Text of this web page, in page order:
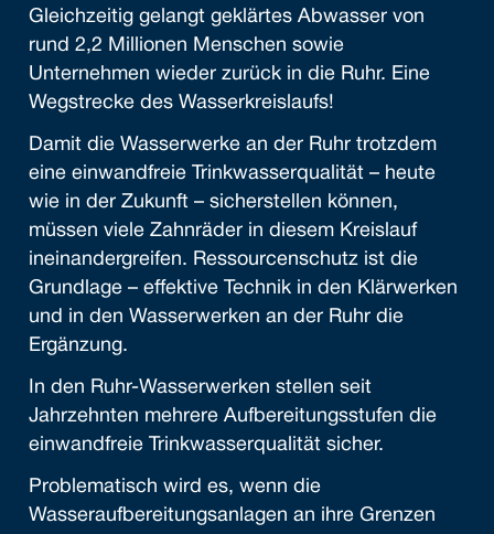
Gleichzeitig gelangt geklärtes Abwasser von
rund 2,2 Millionen Menschen sowie
Unternehmen wieder zurück in die Ruhr. Eine
Wegstrecke des Wasserkreislaufs!
Damit die Wasserwerke an der Ruhr trotzdem
eine einwandfreie Trinkwasserqualität – heute
wie in der Zukunft – sicherstellen können,
müssen viele Zahnräder in diesem Kreislauf
ineinandergreifen. Ressourcenschutz ist die
Grundlage – effektive Technik in den Klärwerken
und in den Wasserwerken an der Ruhr die
Ergänzung.
In den Ruhr-Wasserwerken stellen seit
Jahrzehnten mehrere Aufbereitungsstufen die
einwandfreie Trinkwasserqualität sicher.
Problematisch wird es, wenn die
Wasseraufbereitungsanlagen an ihre Grenzen